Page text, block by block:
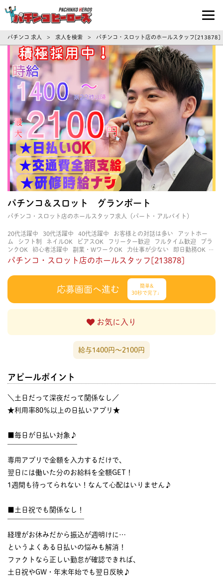
パチンコ求人・転職ならパチンコヒーロ
パチンコ 求人 > 求人を検索 > パチンコ・スロット店のホールスタッフ
パチンコ＆スロット グランポート
パチンコ・スロット店のホールスタッフ求人（パート・アルバイト）
20代活躍中 30代活躍中 40代活躍中 お客様との対話は多い
アットホー
ム
シフト制 ネイルOK ピアスOK フリーター歓迎 フルタイム歓迎
ブラ
ンクOK
初心者活躍中 副業・WワークOK 力仕事が少ない
即日勤務OK
土日祝のみOK
学歴不問 服装自由 未経験・初心者OK
決められた時間でき
っちり
知識・経験不要 立ち仕事 経験者・有資格者歓迎
自分の都合に合
髪型自由
パチンコ・スロット店のホールスタッフ[213878]
応募画面へ進む
簡単&
30秒で完了♩
お気に入り
給与1400円〜2100円
アピールポイント
＼土日だって深夜だって関係なし／
★利用率80％以上の日払いアプリ★
■毎日が日払い対象♪
専用アプリで金額を入力するだけで、
翌日には働いた分のお給料を全額GET！
1週間も待ってられない！なんて心配はいりません♪
■土日祝でも関係なし！
経理がお休みだから振込が週明けに…
というよくある日払いの悩みも解消！
ファクトなら正しい勤怠が確認できれば、
土日祝やGW・年末年始でも翌日反映♪